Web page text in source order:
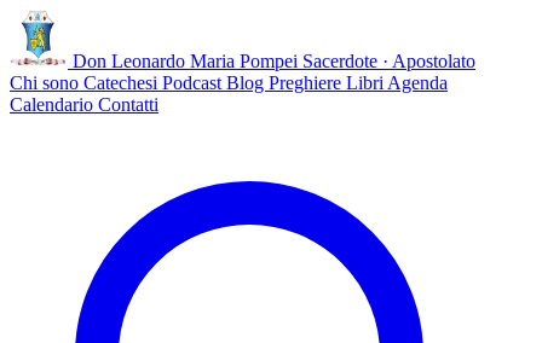
Don Leonardo Maria Pompei Sacerdote · Apostolato
Chi sono Catechesi Podcast Blog Preghiere Libri Agenda
Calendario Contatti